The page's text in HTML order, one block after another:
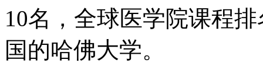
10名，全球医学院课程
国的哈佛大学。